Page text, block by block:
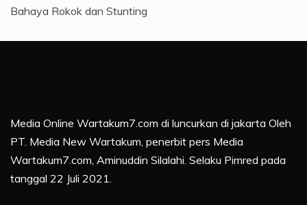
Bahaya Rokok dan Stunting
Media Online Wartakum7.com di luncurkan di jakarta Oleh
PT. Media New Wartakum, penerbit pers Media
Wartakum7.com, Aminuddin Silalahi. Selaku Pimred pada
tanggal 22 Juli 2021.